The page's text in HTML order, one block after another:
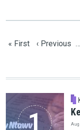
First page
« First Previous
‹ Previous …
Aug